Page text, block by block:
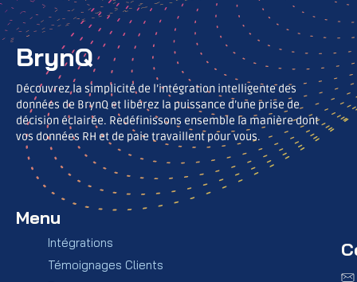
BrynQ
Découvrez la simplicité de l’intégration intelligente des
données de BrynQ et libérez la puissance d’une prise de
décision éclairée. Redéfinissons ensemble la manière dont
vos données RH et de paie travaillent pour vous.
Menu
Intégrations
Témoignages Clients